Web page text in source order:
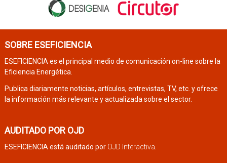
SOBRE ESEFICIENCIA
ESEFICIENCIA es el principal medio de comunicación on-line sobre la
Eficiencia Energética.
Publica diariamente noticias, artículos, entrevistas, TV, etc. y ofrece
la información más relevante y actualizada sobre el sector.
AUDITADO POR OJD
ESEFICIENCIA está auditado por OJD Interactiva